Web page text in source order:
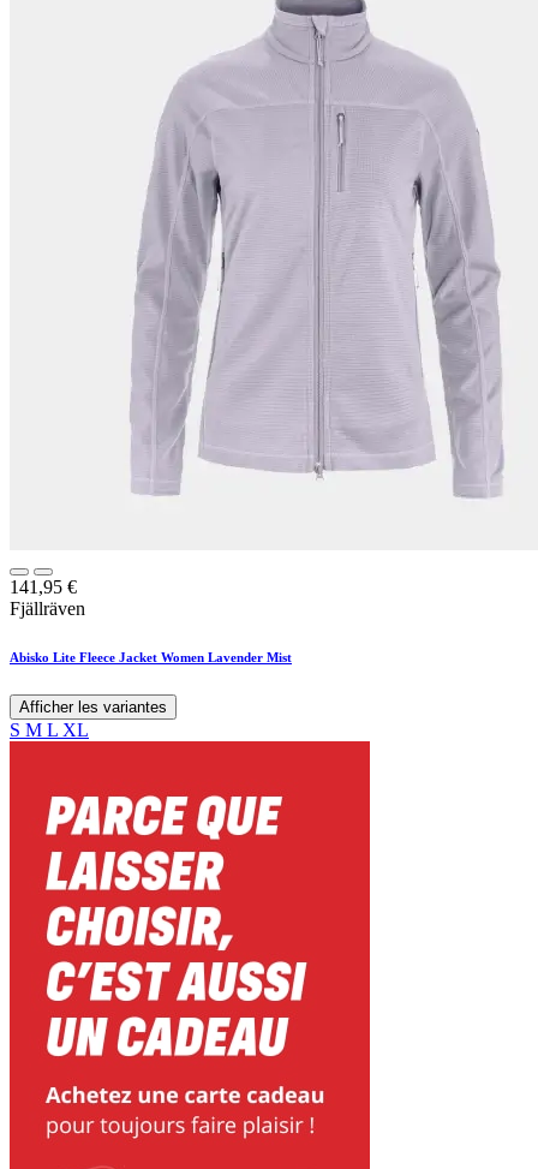
141,95 €
Fjällräven
Abisko Lite Fleece Jacket Women Lavender Mist
Afficher les variantes
S M L XL